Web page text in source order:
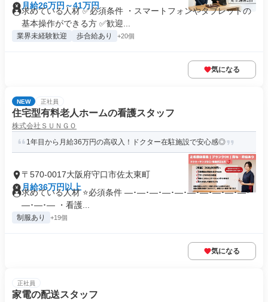
月給26万円～41万円
求めている人材 ✅必須条件 ・スマートフォンやタブレットの
基本操作ができる方 ✅歓迎...
業界未経験歓迎 歩合給あり +20個
気になる
NEW 正社員
住宅型有料老人ホームの看護スタッフ
株式会社ＳＵＮＧＯ
1年目から月給36万円の高収入！ドクター在駐施設で安心感◎
〒570-0017大阪府守口市佐太東町
月給36万円以上
求めている人材 ⭐必須条件 ―･―･―･―･―･―･―･―･―･―･
―･―･― ・看護...
制服あり +19個
気になる
正社員
家電の配送スタッフ